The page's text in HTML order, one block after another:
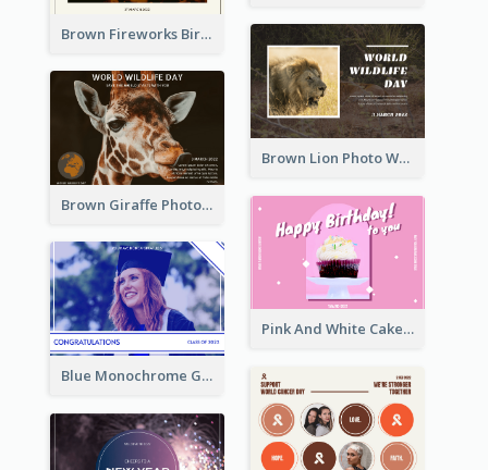
Brown Fireworks Birthday Postcard
Brown Lion Photo World Wildlife Day Post Card
Brown Giraffe Photo World Wildlife Day Post Card
Pink And White Cake Photo Birthday Postcard
Blue Monochrome Graduation Photo Congratulations Postcard